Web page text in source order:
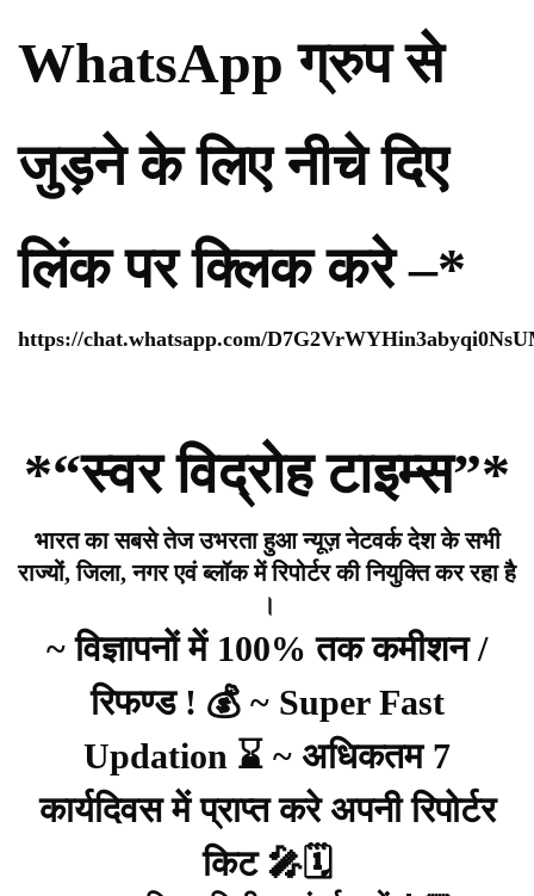
WhatsApp ग्रुप से
जुड़ने के लिए नीचे दिए
लिंक पर क्लिक करे –*
https://chat.whatsapp.com/
*“स्वर विद्रोह टाइम्स”*
भारत का सबसे तेज उभरता हुआ न्यूज़ नेटवर्क देश के सभी
राज्यों, जिला, नगर एवं ब्लॉक में रिपोर्टर की नियुक्ति कर रहा है
।
~ विज्ञापनों में 100% तक कमीशन /
रिफण्ड ! 💰 ~ Super Fast
Updation ⌛ ~ अधिकतम 7
कार्यदिवस में प्राप्त करे अपनी रिपोर्टर
किट 🎤🗓️